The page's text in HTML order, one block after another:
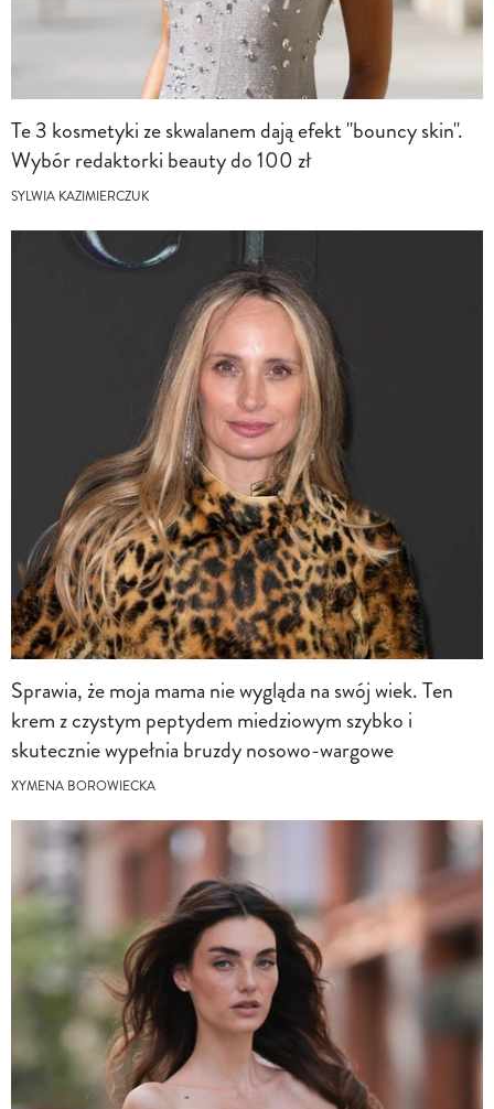
Te 3 kosmetyki ze skwalanem dają efekt "bouncy skin".
Wybór redaktorki beauty do 100 zł
SYLWIA KAZIMIERCZUK
Sprawia, że moja mama nie wygląda na swój wiek. Ten
krem z czystym peptydem miedziowym szybko i
skutecznie wypełnia bruzdy nosowo-wargowe
XYMENA BOROWIECKA